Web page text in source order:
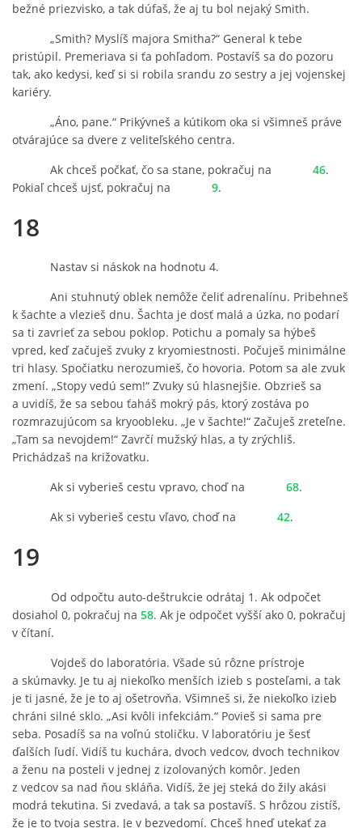
bežné priezvisko, a tak dúfaš, že aj tu bol nejaký Smith.
„Smith? Myslíš majora Smitha?“ General k tebe
pristúpil. Premeriava si ťa pohľadom. Postavíš sa do pozoru
tak, ako kedysi, keď si si robila srandu zo sestry a jej vojenskej
kariéry.
„Áno, pane.“ Prikývneš a kútikom oka si všimneš práve
otvárajúce sa dvere z veliteľského centra.
Ak chceš počkať, čo sa stane, pokračuj na
46.
Pokiaľ chceš ujsť, pokračuj na
9.
18
Nastav si náskok na hodnotu 4.
Ani stuhnutý oblek nemôže čeliť adrenalínu. Pribehneš
k šachte a vlezieš dnu. Šachta je dosť malá a úzka, no podarí
sa ti zavrieť za sebou poklop. Potichu a pomaly sa hýbeš
vpred, keď začuješ zvuky z kryomiestnosti. Počuješ minimálne
tri hlasy. Spočiatku nerozumieš, čo hovoria. Potom sa ale zvuk
zmení. „Stopy vedú sem!“ Zvuky sú hlasnejšie. Obzrieš sa
a uvidíš, že sa sebou ťaháš mokrý pás, ktorý zostáva po
rozmrazujúcom sa kryoobleku. „Je v šachte!“ Začuješ zreteľne.
„Tam sa nevojdem!“ Zavrčí mužský hlas, a ty zrýchliš.
Prichádzaš na križovatku.
Ak si vyberieš cestu vpravo, choď na
68.
Ak si vyberieš cestu vľavo, choď na
42.
19
Od odpočtu auto-deštrukcie odrátaj 1. Ak odpočet
dosiahol 0, pokračuj na 58. Ak je odpočet vyšší ako 0, pokračuj
v čítaní.
Vojdeš do laboratória. Všade sú rôzne prístroje
a skúmavky. Je tu aj niekoľko menších izieb s posteľami, a tak
je ti jasné, že je to aj ošetrovňa. Všimneš si, že niekoľko izieb
chráni silné sklo. „Asi kvôli infekciám.“ Povieš si sama pre
seba. Posadíš sa na voľnú stoličku. V laboratóriu je šesť
ďalších ľudí. Vidíš tu kuchára, dvoch vedcov, dvoch technikov
a ženu na posteli v jednej z izolovaných komôr. Jeden
z vedcov sa nad ňou skláňa. Vidíš, že jej steká do žily akási
modrá tekutina. Si zvedavá, a tak sa postavíš. S hrôzou zistíš,
že je to tvoja sestra. Je v bezvedomí. Chceš hneď utekať za